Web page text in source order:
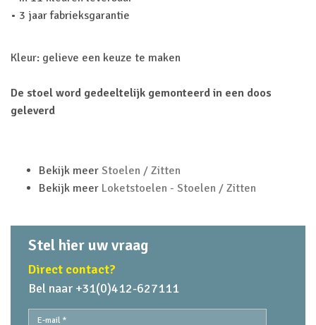
• 3 jaar fabrieksgarantie
Kleur: gelieve een keuze te maken
De stoel word gedeeltelijk gemonteerd in een doos
geleverd
Bekijk meer Stoelen / Zitten
Bekijk meer Loketstoelen - Stoelen / Zitten
Stel hier uw vraag
Direct contact?
Bel naar +31(0)412-627111